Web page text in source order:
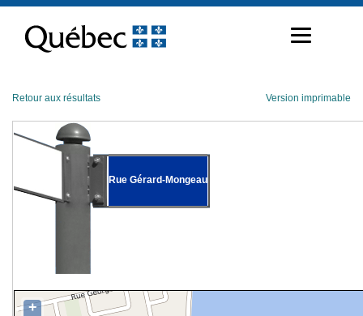
contenu
Retour aux résultats Version imprimable
Rue Gérard-Mongeau
+